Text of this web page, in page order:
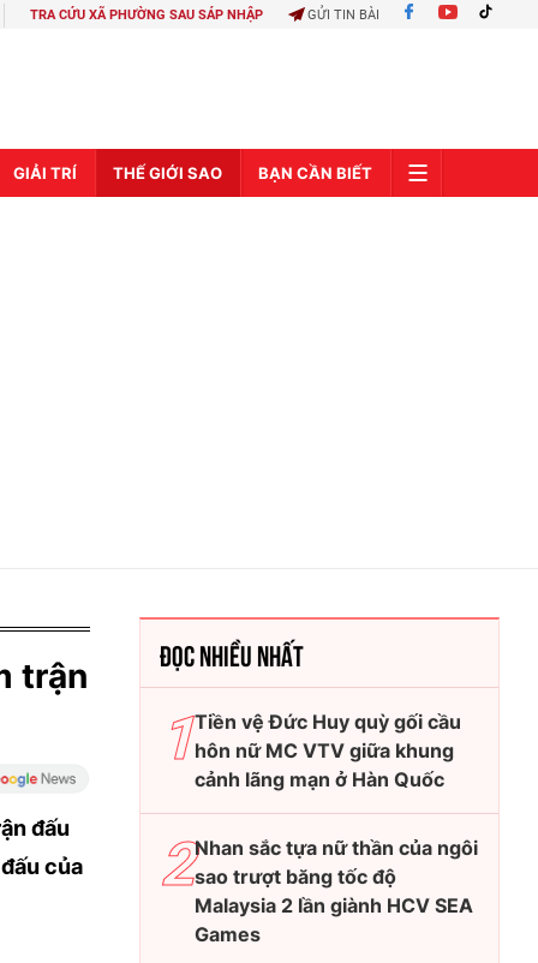
TRA CỨU XÃ PHƯỜNG SAU SÁP NHẬP GỬI TIN BÀI
GIẢI TRÍ THẾ GIỚI SAO BẠN CẦN BIẾT
trận
đấu
của
ĐỌC NHIỀU NHẤT
Tiền vệ Đức Huy quỳ gối cầu
hôn nữ MC VTV giữa khung
cảnh lãng mạn ở Hàn Quốc
Nhan sắc tựa nữ thần của ngôi
sao trượt băng tốc độ
Malaysia 2 lần giành HCV SEA
Games